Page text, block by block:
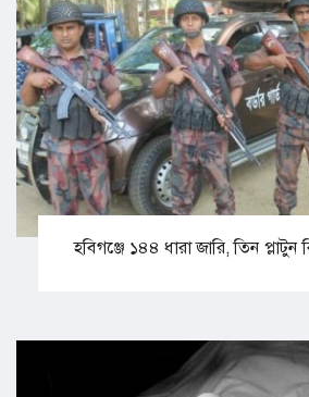
হবিগঞ্জে ১৪৪ ধারা জারি, তিন